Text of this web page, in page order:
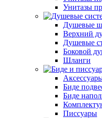
Унитазы
Душевые
Верхний
Душевые
Боковой
Шланги
Биде
Биде
Писсуары